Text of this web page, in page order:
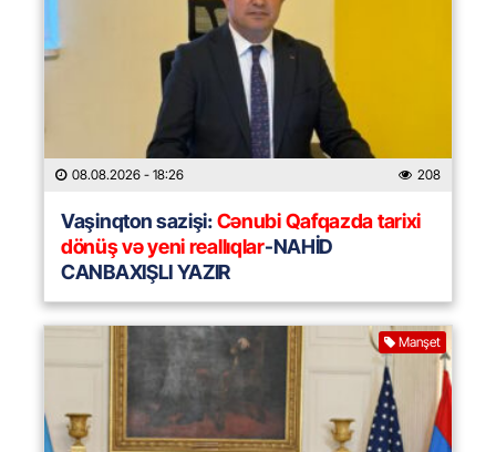
08.08.2026 - 18:26 208
Vaşinqton sazişi:Cənubi Qafqazda tarixi
dönüş və yeni reallıqlar-NAHİD
CANBAXIŞLI YAZIR
Manşet